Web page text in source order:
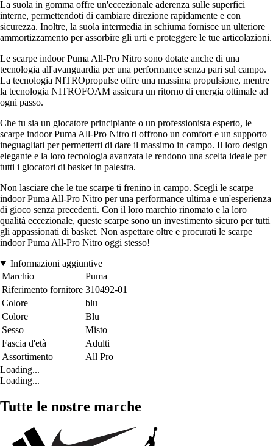
La suola in gomma offre un'eccezionale aderenza sulle superfici
interne, permettendoti di cambiare direzione rapidamente e con
sicurezza. Inoltre, la suola intermedia in schiuma fornisce un ulteriore
ammortizzamento per assorbire gli urti e proteggere le tue articolazioni.
Le scarpe indoor Puma All-Pro Nitro sono dotate anche di una
tecnologia all'avanguardia per una performance senza pari sul campo.
La tecnologia NITROpropulse offre una massima propulsione, mentre
la tecnologia NITROFOAM assicura un ritorno di energia ottimale ad
ogni passo.
Che tu sia un giocatore principiante o un professionista esperto, le
scarpe indoor Puma All-Pro Nitro ti offrono un comfort e un supporto
ineguagliati per permetterti di dare il massimo in campo. Il loro design
elegante e la loro tecnologia avanzata le rendono una scelta ideale per
tutti i giocatori di basket in palestra.
Non lasciare che le tue scarpe ti frenino in campo. Scegli le scarpe
indoor Puma All-Pro Nitro per una performance ultima e un'esperienza
di gioco senza precedenti. Con il loro marchio rinomato e la loro
qualità eccezionale, queste scarpe sono un investimento sicuro per tutti
gli appassionati di basket. Non aspettare oltre e procurati le scarpe
indoor Puma All-Pro Nitro oggi stesso!
Informazioni aggiuntive
Marchio
Puma
Riferimento fornitore 310492-01
Colore
blu
Colore
Blu
Sesso
Misto
Fascia d'età
Adulti
Assortimento
All Pro
Loading...
Loading...
Tutte le nostre marche